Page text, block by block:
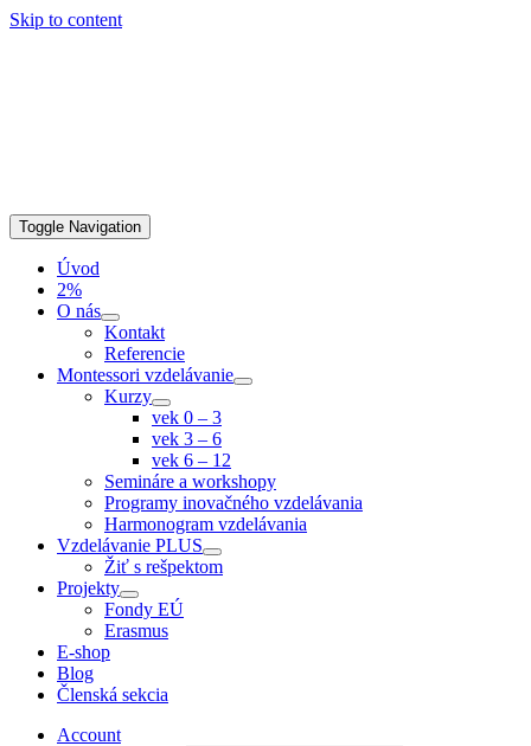
Skip to content
Toggle Navigation
Úvod
2%
O nás
Kontakt
Referencie
Montessori vzdelávanie
Kurzy
vek 0 – 3
vek 3 – 6
vek 6 – 12
Semináre a workshopy
Programy inovačného vzdelávania
Harmonogram vzdelávania
Vzdelávanie PLUS
Žiť s rešpektom
Projekty
Fondy EÚ
Erasmus
E-shop
Blog
Členská sekcia
Account